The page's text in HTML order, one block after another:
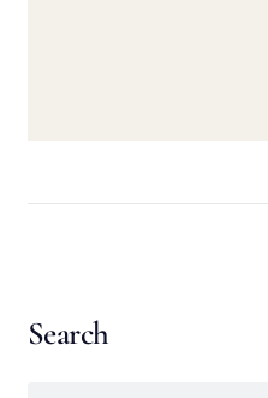
Search